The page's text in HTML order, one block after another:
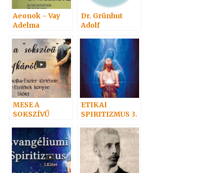
Aeonok – Vay
Adelma
Dr. Grünhut
Adolf
MESE A
SOKSZÍVŰ
ETIKAI
SPIRITIZMUS 3.
ALÁZATOSSÁGR